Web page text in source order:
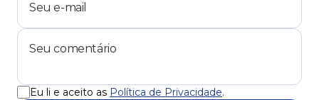
Eu li e aceito as Política de Privacidade.